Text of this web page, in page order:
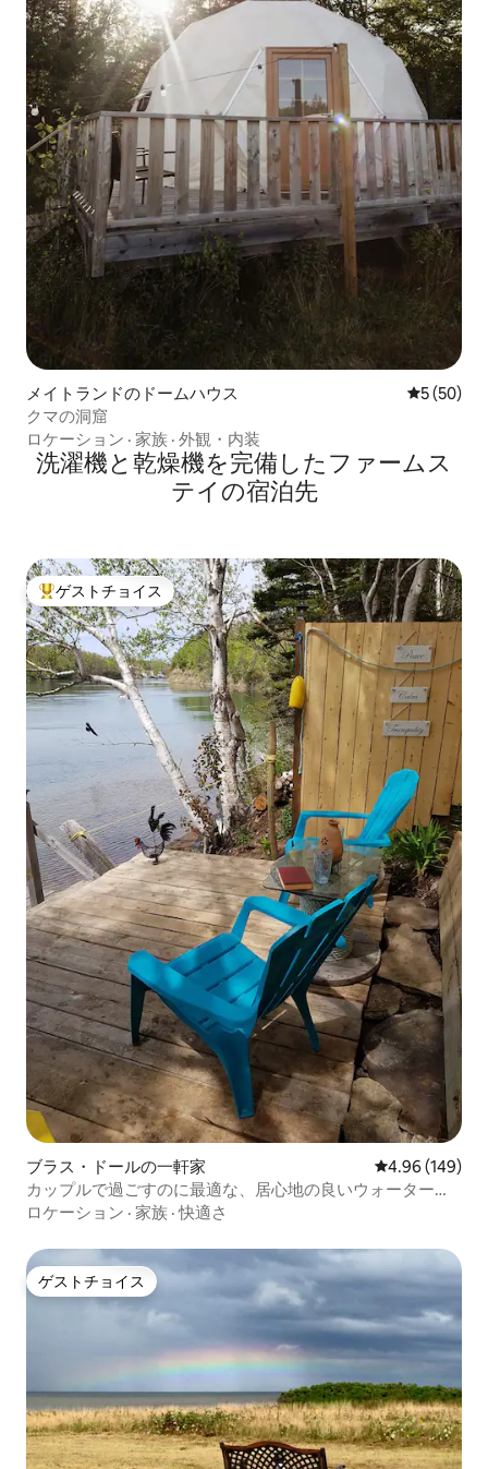
メイトランドのドームハウス レビュー
5 (50)
クマの洞窟
ロケーション · 家族 · 外観・内装
洗濯機と乾燥機を完備したファームス
テイの宿泊先
大好評のゲストチョイスです。
ゲストチョイス
ブラス・ドールの一軒家 レビュー149
4.96 (149)
カップルで過ごすのに最適な、居心地の良いウォーターフ
ロントの宿泊先です
ロケーション · 家族 ·快適さ
ゲストチョイス
ゲストチョイス